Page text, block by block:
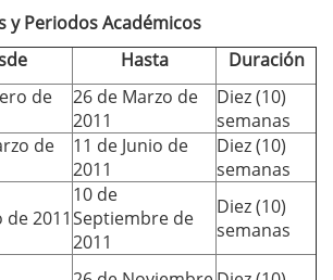
y Periodos Académicos
Hasta Duración
de
26 de Marzo de
2011
Diez (10)
semanas
de
11 de Junio de
2011
Diez (10)
semanas
de 2011
10 de
Septiembre de
2011
Diez (10)
semanas